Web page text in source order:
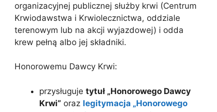
organizacyjnej publicznej służby krwi (Centrum
Krwiodawstwa i Krwiolecznictwa, oddziale
terenowym lub na akcji wyjazdowej) i odda
krew pełną albo jej składniki.
Honorowemu Dawcy Krwi:
przysługuje tytuł „Honorowego Dawcy
Krwi” oraz legitymacja „Honorowego